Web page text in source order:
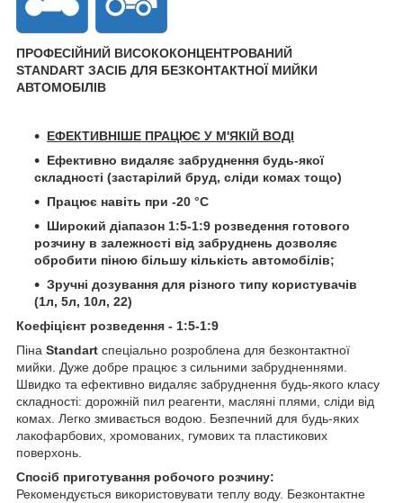
ПРОФЕСІЙНИЙ ВИСОКОКОНЦЕНТРОВАНИЙ
STANDART ЗАСІБ ДЛЯ БЕЗКОНТАКТНОЇ МИЙКИ
АВТОМОБІЛІВ
ЕФЕКТИВНІШЕ ПРАЦЮЄ У М'ЯКІЙ ВОДІ
Ефективно видаляє забруднення будь-якої
складності (застарілий бруд, сліди комах тощо)
Працює навіть при -20 °С
Широкий діапазон 1:5-1:9 розведення готового
розчину в залежності від забруднень дозволяє
обробити піною більшу кількість автомобілів;
Зручні дозування для різного типу користувачів
(1л, 5л, 10л, 22)
Коефіцієнт розведення - 1:5-1:9
Піна Standart спеціально розроблена для безконтактної
мийки. Дуже добре працює з сильними забрудненнями.
Швидко та ефективно видаляє забруднення будь-якого класу
складності: дорожній пил реагенти, масляні плями, сліди від
комах. Легко змивається водою. Безпечний для будь-яких
лакофарбових, хромованих, гумових та пластикових
поверхонь.
Спосіб приготування робочого розчину:
Рекомендується використовувати теплу воду. Безконтактне